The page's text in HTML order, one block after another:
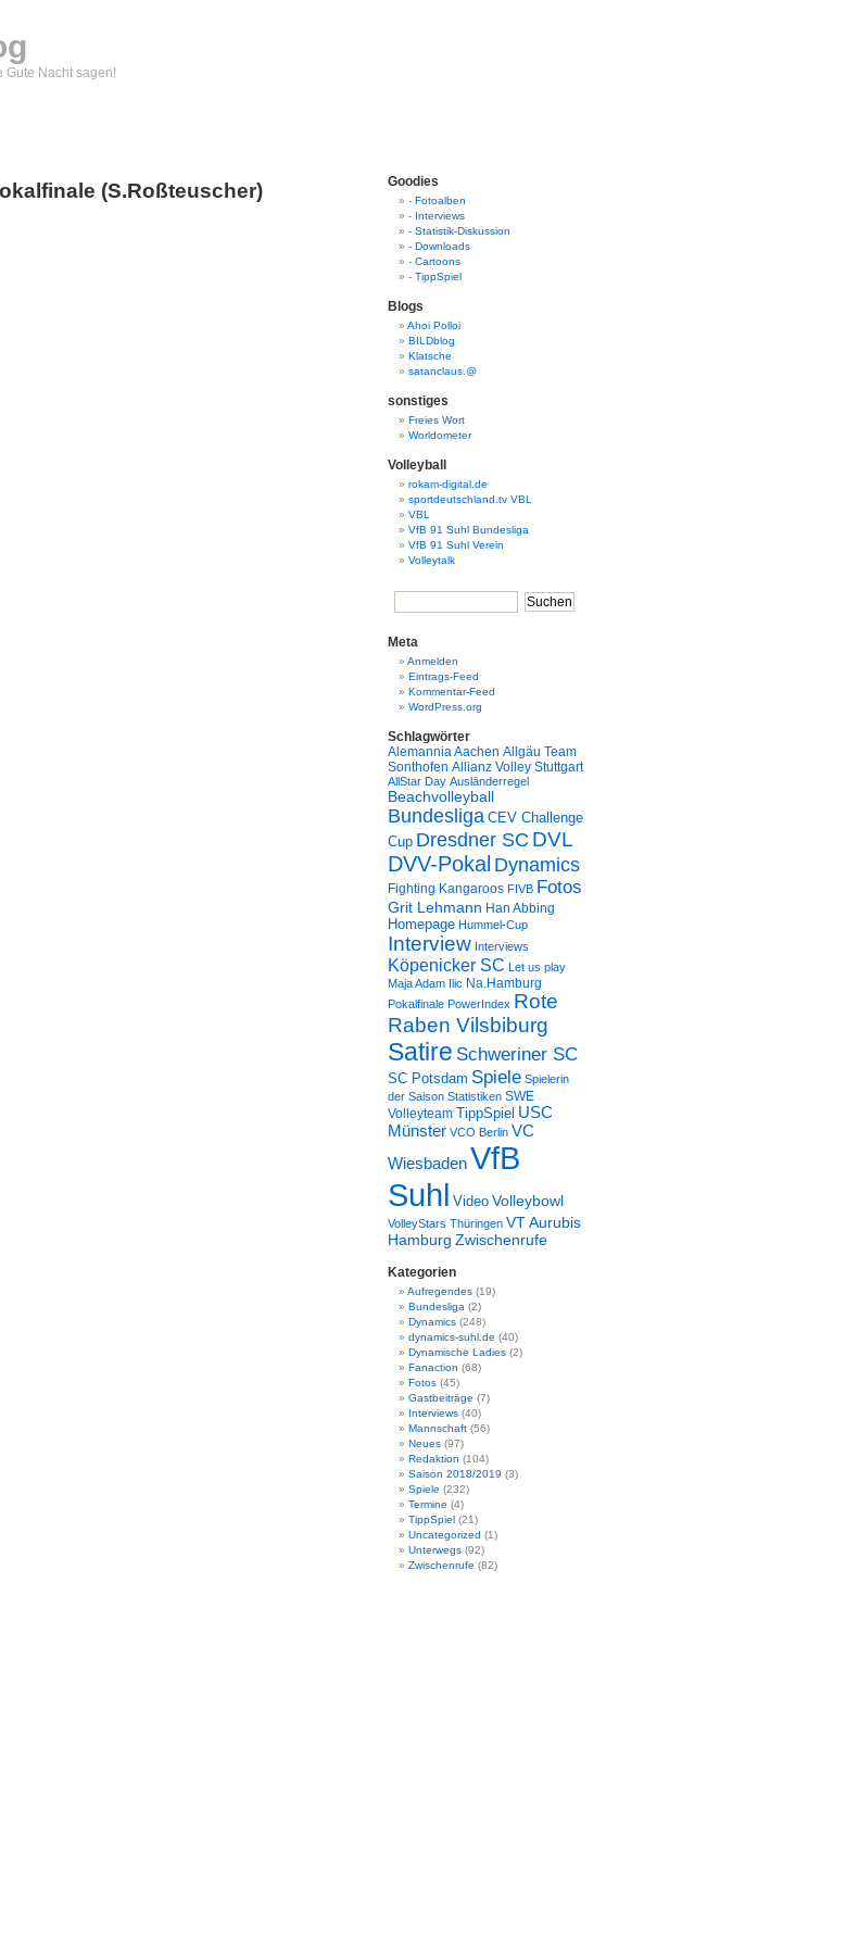
Gute Nacht sagen!
(S.Roßteuscher) Goodies
- Fotoalben
- Interviews
- Statistik-Diskussion
- Downloads
- Cartoons
- TippSpiel
Blogs
Ahoi Polloi
BILDblog
Klatsche
satanclaus.@
sonstiges
Freies Wort
Worldometer
Volleyball
rokam-digital.de
sportdeutschland.tv VBL
VBL
VfB 91 Suhl Bundesliga
VfB 91 Suhl Verein
Volleytalk
Meta
Anmelden
Eintrags-Feed
Kommentar-Feed
WordPress.org
Schlagwörter
Alemannia Aachen Allgäu Team
Sonthofen Allianz Volley Stuttgart
AllStar Day Ausländerregel
Beachvolleyball
Bundesliga CEV Challenge
Cup Dresdner SC DVL
DVV-Pokal Dynamics
Fighting Kangaroos FIVB Fotos
Grit Lehmann Han Abbing
Homepage Hummel-Cup
Interview Interviews
Köpenicker SC Let us play
Maja Adam Ilic Na.Hamburg
Pokalfinale PowerIndex Rote
Raben Vilsbiburg
Satire Schweriner SC
SC Potsdam Spiele Spielerin
der Saison Statistiken SWE
Volleyteam TippSpiel USC
Münster VCO Berlin VC
WiesbadenVfB
Suhl Video Volleybowl
VolleyStars Thüringen VT Aurubis
Hamburg Zwischenrufe
Kategorien
Aufregendes (19)
Bundesliga (2)
Dynamics (248)
dynamics-suhl.de (40)
Dynamische Ladies (2)
Fanaction (68)
Fotos (45)
Gastbeiträge (7)
Interviews (40)
Mannschaft (56)
Neues (97)
Redaktion (104)
Saison 2018/2019 (3)
Spiele (232)
Termine (4)
TippSpiel (21)
Uncategorized (1)
Unterwegs (92)
Zwischenrufe (82)